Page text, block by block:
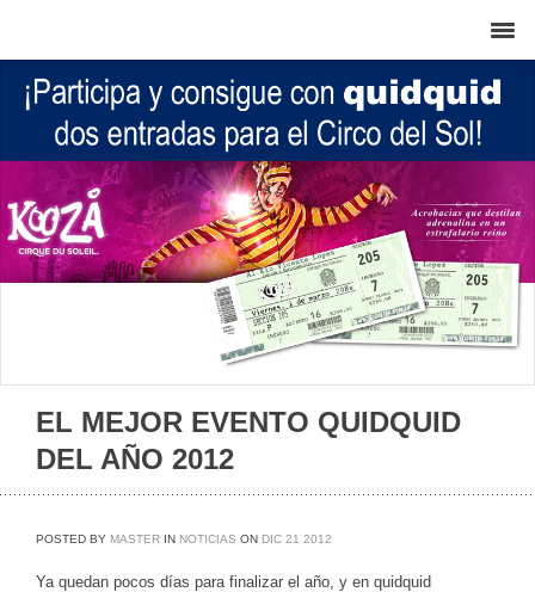
EL MEJOR EVENTO QUIDQUID
DEL AÑO 2012
POSTED BY MASTER IN NOTICIAS ON DIC 21 2012
Ya quedan pocos días para finalizar el año, y en quidquid